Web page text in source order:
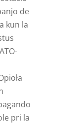
de
kun la
pri la